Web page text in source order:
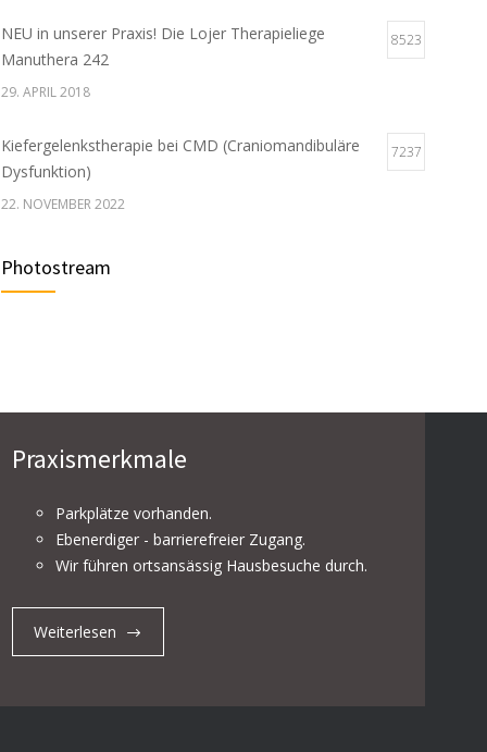
NEU in unserer Praxis! Die Lojer Therapieliege
Manuthera 242
8523
29. APRIL 2018
Kiefergelenkstherapie bei CMD (Craniomandibuläre
Dysfunktion)
7237
22. NOVEMBER 2022
Was sind Faszien und wie trainiert man sie?
27. JUNI 2021
Beckenbodentraining für Frauen bei Schwangerschaft,
16. AUGUST 2022
Handynacken & HWS-Syndrom: Symptome,
Prävention, Tipps
4. JULI 2024
Photostream
Praxismerkmale
Parkplätze vorhanden.
Ebenerdiger - barrierefreier Zugang.
Wir führen ortsansässig Hausbesuche durch.
Weiterlesen